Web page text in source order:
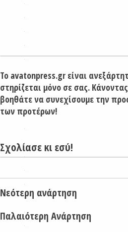
Το avatonpress.gr είναι
στηρίζεται μόνο σε σας.
βοηθάτε να συνεχίσουμε την
των προτέρων!
Σχολίασε κι εσύ!
Νεότερη ανάρτηση
Παλαιότερη Ανάρτηση